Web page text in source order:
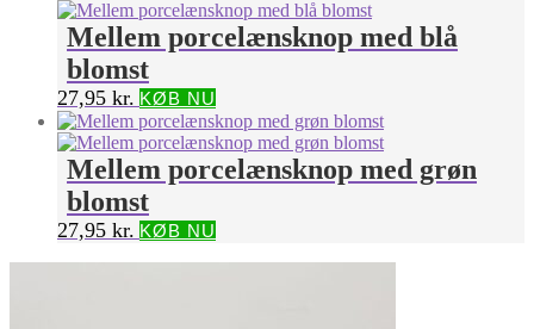
Mellem porcelænsknop med blå
blomst
27,95 kr. KØB NU
Mellem porcelænsknop med grøn
blomst
27,95 kr. KØB NU